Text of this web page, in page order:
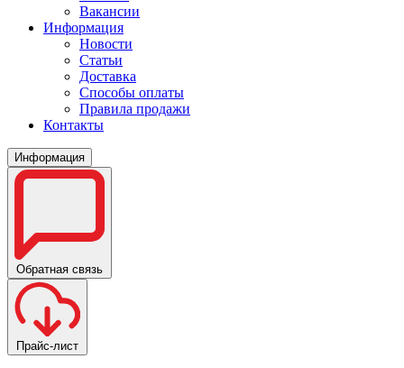
Вакансии
Информация
Новости
Статьи
Доставка
Способы оплаты
Правила продажи
Контакты
Информация
Обратная связь
Прайс-лист